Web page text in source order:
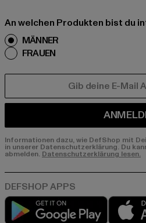
An welchen Produkten bist du
MÄNNER
FRAUEN
Informationen dazu, wie DefShop mit
in unserer Datenschutzerklärung. Du
abmelden. Datenschutzerklärung lesen.
Play